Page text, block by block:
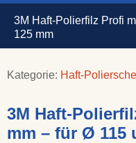
3M Haft-Polierfilz Profi
125 mm
Kategorie: Haft-
3M Haft-
mm – für Ø 115